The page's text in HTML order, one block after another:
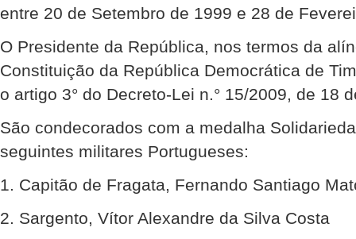
entre 20 de Setembro de 1999 e 28 de
O Presidente da República, nos termos da
Constituição da República Democrática de
o artigo 3° do Decreto-Lei n.° 15/2009, de 18
São condecorados com a medalha
seguintes militares Portugueses:
1. Capitão de Fragata, Fernando Santiago
2. Sargento, Vítor Alexandre da Silva Costa